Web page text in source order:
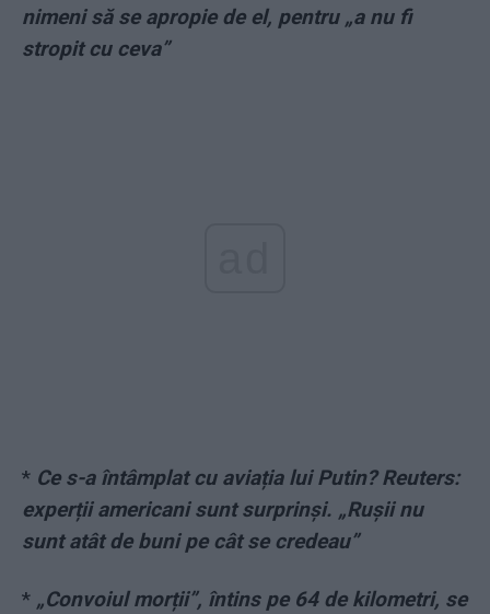
nimeni să se apropie de el, pentru „a nu fi
stropit cu ceva”
* Ce s-a întâmplat cu aviația lui Putin? Reuters:
experții americani sunt surprinși. „Rușii nu
sunt atât de buni pe cât se credeau”
* „Convoiul morții”, întins pe 64 de kilometri, se